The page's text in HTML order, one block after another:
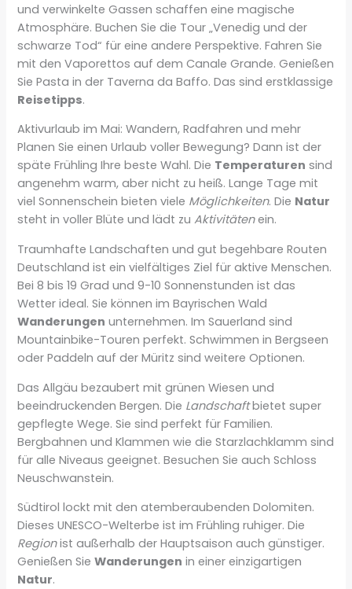
und verwinkelte Gassen schaffen eine magische
Atmosphäre. Buchen Sie die Tour „Venedig und der
schwarze Tod“ für eine andere Perspektive. Fahren Sie
mit den Vaporettos auf dem Canale Grande. Genießen
Sie Pasta in der Taverna da Baffo. Das sind erstklassige
Reisetipps.
Aktivurlaub im Mai: Wandern, Radfahren und mehr
Planen Sie einen Urlaub voller Bewegung? Dann ist der
späte Frühling Ihre beste Wahl. Die Temperaturen sind
angenehm warm, aber nicht zu heiß. Lange Tage mit
viel Sonnenschein bieten viele Möglichkeiten. Die Natur
steht in voller Blüte und lädt zuAktivitätenein.
Traumhafte Landschaften und gut begehbare Routen
Deutschland ist ein vielfältiges Ziel für aktive Menschen.
Bei 8 bis 19 Grad und 9-10 Sonnenstunden ist das
Wetter ideal. Sie können im Bayrischen Wald
Wanderungen unternehmen. Im Sauerland sind
Mountainbike-Touren perfekt. Schwimmen in Bergseen
oder Paddeln auf der Müritz sind weitere Optionen.
Das Allgäu bezaubert mit grünen Wiesen und
beeindruckenden Bergen. Die Landschaftbietet super
gepflegte Wege. Sie sind perfekt für Familien.
Bergbahnen und Klammen wie die Starzlachklamm sind
für alle Niveaus geeignet. Besuchen Sie auch Schloss
Neuschwanstein.
Südtirol lockt mit den atemberaubenden Dolomiten.
Dieses UNESCO-Welterbe ist im Frühling ruhiger. Die
Regionist außerhalb der Hauptsaison auch günstiger.
Genießen SieWanderungen in einer einzigartigen
Natur.